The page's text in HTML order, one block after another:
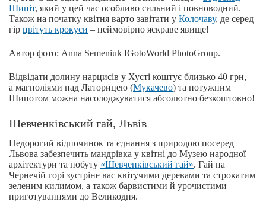
Шипіт, який у цей час особливо сильний і повноводний.
Також на початку квітня варто завітати у Колочаву, де серед
гір цвітуть крокуси – неймовірно яскраве явище!
Автор фото: Anna Semeniuk IGotoWorld PhotoGroup.
Відвідати долину нарцисів у Хусті коштує близько 40 грн,
а магноліями над Латорицею (Мукачево) та потужним
Шипотом можна насолоджуватися абсолютно безкоштовно!
Шевченківський гай, Львів
Недорогий відпочинок та єднання з природою посеред
Львова забезпечить мандрівка у квітні до Музею народної
архітектури та побуту «Шевченківський гай». Гай на
Чернечій горі зустріне вас квітучими деревами та строкатим
зеленим килимом, а також барвистими й урочистими
приготуваннями до Великодня.